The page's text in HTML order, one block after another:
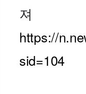
져
https://
sid=104